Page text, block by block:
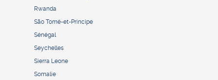
Rwanda
São Tomé-et-Principe
Sénégal
Seychelles
Sierra Leone
Somalie